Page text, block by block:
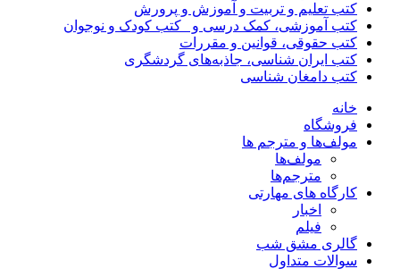
کتب تعلیم و تربیت و آموزش و پرورش
کتب آموزشی، کمک درسی و _کتب کودک و نوجوان
کتب حقوقی، قوانین و مقررات
کتب ایران شناسی، جاذبه‌های گردشگری
کتب دامغان شناسی
خانه
فروشگاه
مولف‌ها و مترجم ها
مولف‌ها
مترجم‌ها
کارگاه های مهارتی
اخبار
فیلم
گالری مشق شب
سوالات متداول